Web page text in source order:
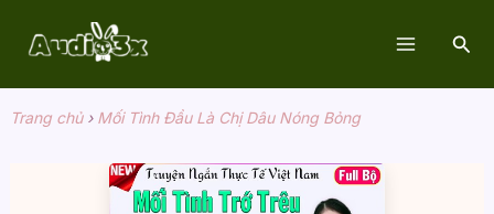
Tìm
Trang chủ› Mối Tình Đầu Là Chị Dâu Nóng Bỏng